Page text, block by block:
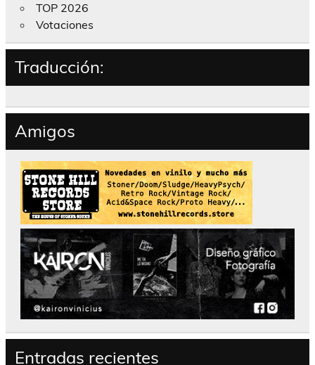
TOP 2026
Votaciones
Traducción:
Amigos
Entradas recientes